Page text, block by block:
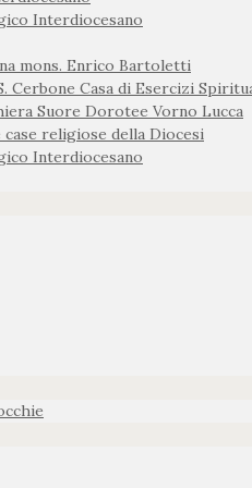
Interdiocesano
mons. Enrico Bartoletti
Cerbone Casa di Esercizi
Suore Dorotee Vorno Lucca
case religiose della Diocesi
Interdiocesano